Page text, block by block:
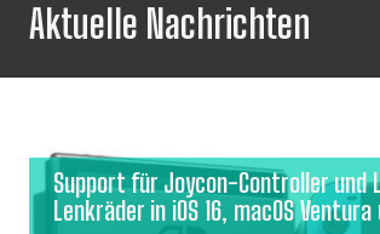
Aktuelle Nachrichten
Support für Joycon-Controller und
Lenkräder in iOS 16, macOS Ventura